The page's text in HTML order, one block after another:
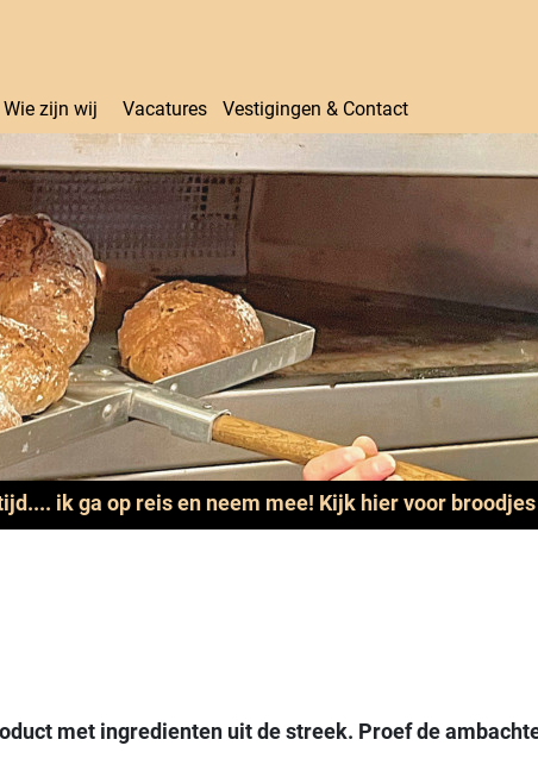
Wie zijn wij Vacatures Vestigingen & Contact
ik ga op reis en neem mee! Kijk hier voor
met ingredienten uit de streek. Proef de